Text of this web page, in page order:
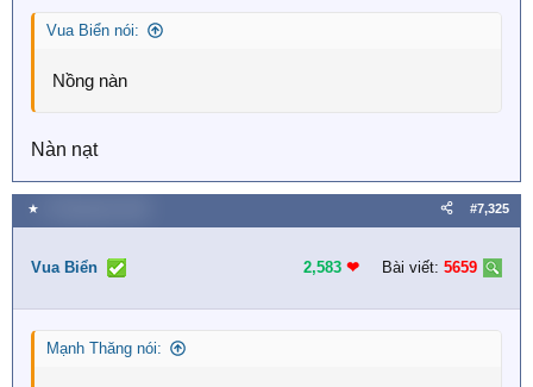
Vua Biển nói:
Nồng nàn
Nàn nạt
★ #7,325
Vua Biển 2,583 ❤︎ Bài viết: 5659
Mạnh Thăng nói: